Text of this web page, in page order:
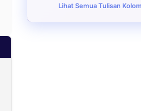
Lihat Semua Tulisan